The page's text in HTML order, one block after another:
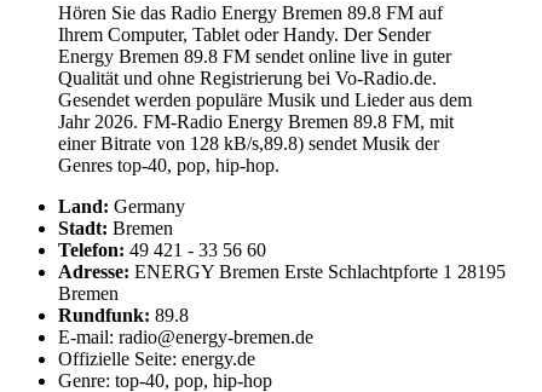
Hören Sie das Radio Energy Bremen 89.8 FM auf
Ihrem Computer, Tablet oder Handy. Der Sender
Energy Bremen 89.8 FM sendet online live in guter
Qualität und ohne Registrierung bei Vo-Radio.de.
Gesendet werden populäre Musik und Lieder aus dem
Jahr 2026. FM-Radio Energy Bremen 89.8 FM, mit
einer Bitrate von 128 kB/s,89.8) sendet Musik der
Genres top-40, pop, hip-hop.
Land: Germany
Stadt: Bremen
Telefon: 49 421 - 33 56 60
Adresse: ENERGY Bremen Erste Schlachtpforte 1 28195
Bremen
Rundfunk: 89.8
E-mail: radio@energy-bremen.de
Offizielle Seite: energy.de
Genre: top-40, pop, hip-hop